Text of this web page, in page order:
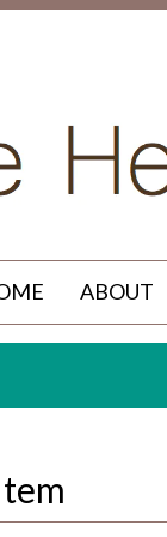
ABOUT